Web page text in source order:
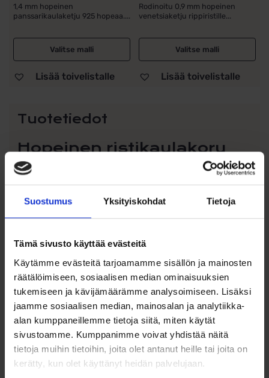
Suostumus Yksityiskohdat Tietoja
Tämä sivusto käyttää evästeitä
Käytämme evästeitä tarjoamamme sisällön ja mainosten
räätälöimiseen, sosiaalisen median ominaisuuksien
tukemiseen ja kävijämäärämme analysoimiseen. Lisäksi
jaamme sosiaalisen median, mainosalan ja analytiikka-
alan kumppaneillemme tietoja siitä, miten käytät
sivustoamme. Kumppanimme voivat yhdistää näitä
tietoja muihin tietoihin, joita olet antanut heille tai joita on
kerätty, kun olet käyttänyt heidän palvelujaan.
Tuotetiedot
Hopeinen ristikaulakoru
925 – Kiillotettu hopearisti
23 mm, ketju 45 cm
925-hopeinen ristikaulakoru
klassinen koru, joka sopii niin arkeen kuin juhlaan. Pelkistetty
tyylikkyytensä vuodesta toiseen. Koru toimii yhtä hyvin
lahjana esimerkiksi ristiäisiin, konfirmaatioon, valmistujaisiin,
syntymäpäiväksi tai muuhun tärkeään juhlapäivään.
Ristiriipuksen kiiltävä pinta korostaa aidon hopean kaunista
sävyä ja viimeisteltyä ilmettä. Kevyen ja miellyttävän
kokoinen riipus on helppo yhdistää erilaisiin
pukeutumistyyleihin, ja mukana tuleva 45 cm pitkä
hopeaketju asettuu kauniisti kaulalle.
Pelkistetyn muotoilunsa ansiosta tämä hopeinen
4.71 / 5
23,00 €
-
29,00 €
1,4 mm hopeinen
panssarikaulaketju 925 hopeaa....
Valitse malli
Lisää toivelistalle
5.00/ 5
32,00 €
-
39,00 €
Rodinoitu 0,9 mm hopeinen
venetsiaketju rippiristille...
Valitse malli
Lisää toivelistalle